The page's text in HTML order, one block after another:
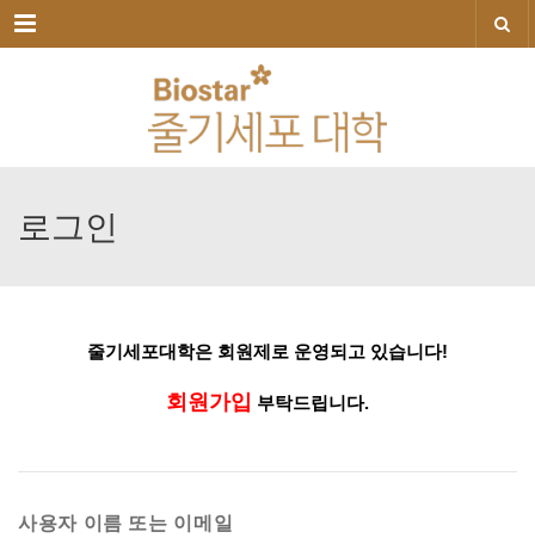
메뉴
로그인
줄기세포대학은 회원제로 운영되고 있습니다!
회원가입 부탁드립니다.
사용자 이름 또는 이메일